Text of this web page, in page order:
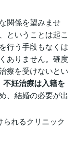
関係を望みませ
ということは起こ
行う手段もなくは
ありません。確度
療を受けないとい
不妊治療は入籍を
、結婚の必要が出
られるクリニック